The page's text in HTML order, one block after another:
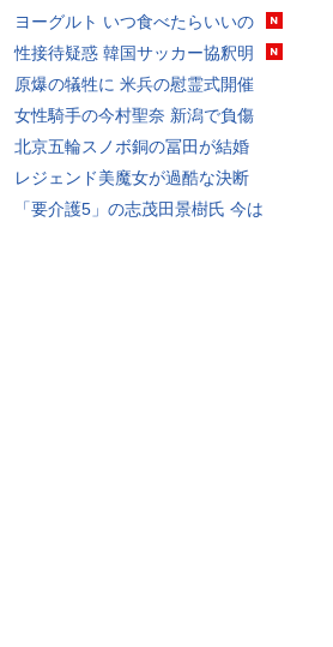
ヨーグルト いつ食べたらいいの
性接待疑惑 韓国サッカー協釈明
原爆の犠牲に 米兵の慰霊式開催
女性騎手の今村聖奈 新潟で負傷
北京五輪スノボ銅の冨田が結婚
レジェンド美魔女が過酷な決断
「要介護5」の志茂田景樹氏 今は